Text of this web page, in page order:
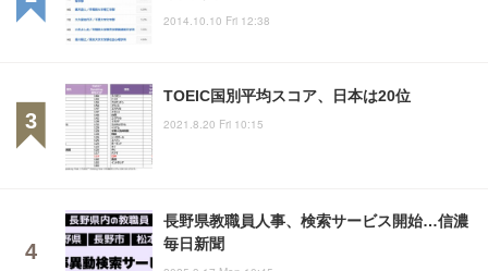
2014.10.10 Fri 12:38
TOEIC国別平均スコア、日本は20位
2021.8.20 Fri 10:15
長野県教職員人事、検索サービス開始…信濃
毎日新聞